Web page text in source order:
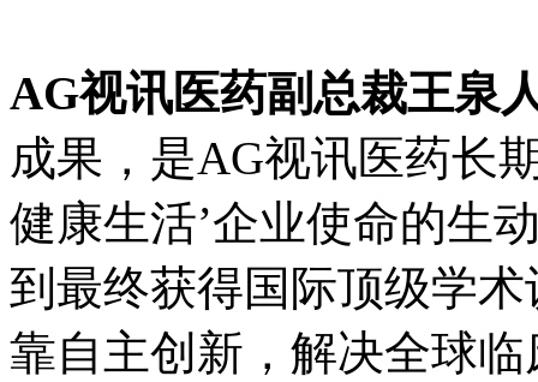
AG视讯医药副总裁王泉
成果，是AG视讯医药长
健康生活’企业使命的生
到最终获得国际顶级学
靠自主创新，解决全球